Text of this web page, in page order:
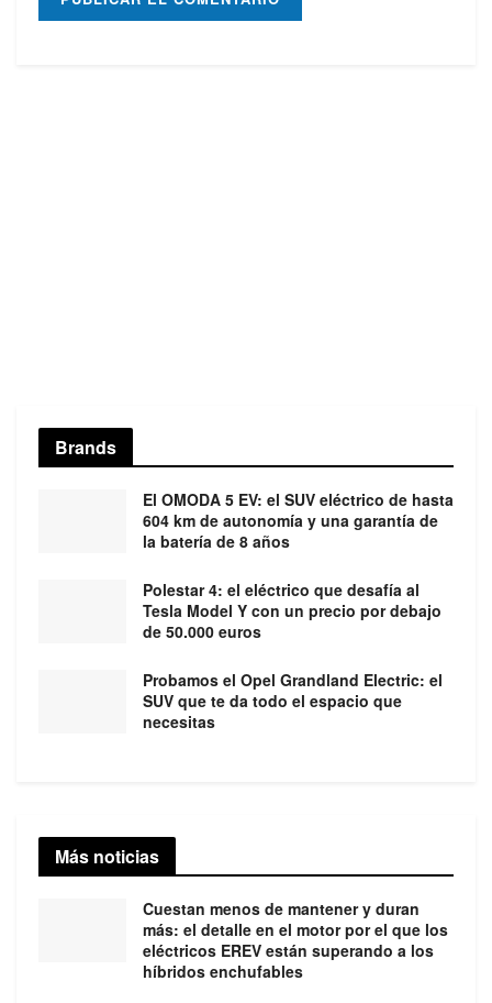
Brands
El OMODA 5 EV: el SUV eléctrico de hasta
604 km de autonomía y una garantía de
la batería de 8 años
Polestar 4: el eléctrico que desafía al
Tesla Model Y con un precio por debajo
de 50.000 euros
Probamos el Opel Grandland Electric: el
SUV que te da todo el espacio que
necesitas
Más noticias
Cuestan menos de mantener y duran
más: el detalle en el motor por el que los
eléctricos EREV están superando a los
híbridos enchufables